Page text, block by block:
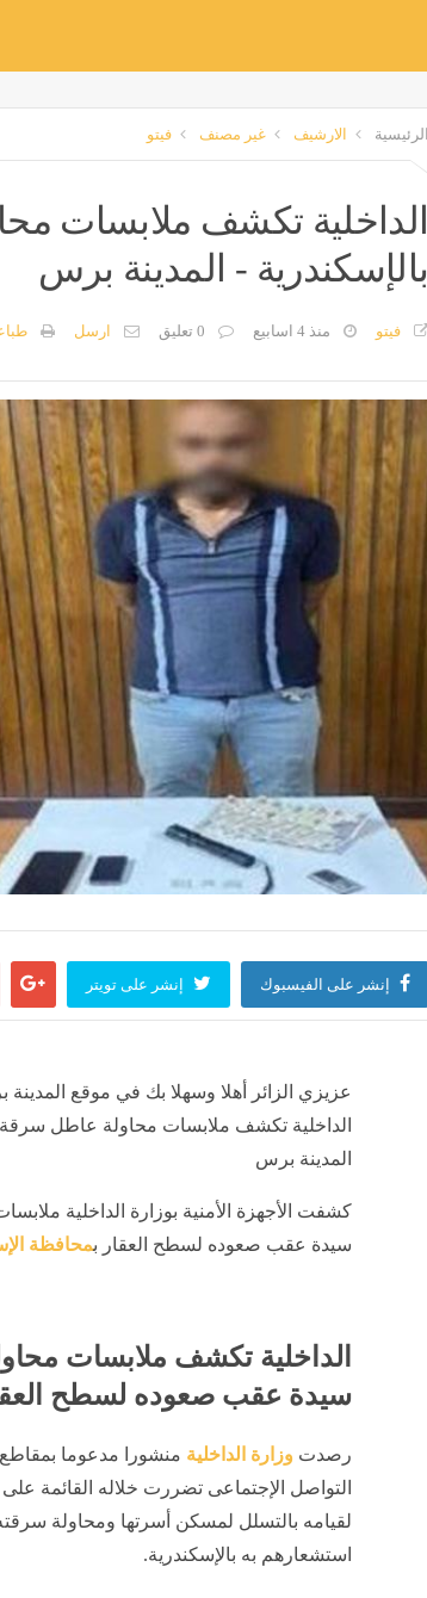
الرئيسية الارشيف غير مصنف فيتو
الداخلية تكشف ملابسات
بالإسكندرية - المدينة برس
فيتو منذ 4 اسابيع 0 تعليق ارسل
إنشر على الفيسبوك إنشر على تويتر
عزيزي الزائر أهلا وسهلا بك في موقع
الداخلية تكشف ملابسات محاولة عاطل سرقة
المدينة برس
كشفت الأجهزة الأمنية بوزارة الداخلية
سيدة عقب صعوده لسطح العقار بمحافظة
الداخلية تكشف ملابسات
سيدة عقب صعوده لسطح
رصدتوزارة الداخلية منشورا مدعوما بمقاطع
التواصل الإجتماعى تضررت خلاله القائمة
لقيامه بالتسلل لمسكن أسرتها ومحاولة
استشعارهم به بالإسكندرية.